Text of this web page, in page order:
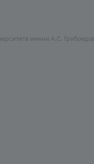
имени А.С.